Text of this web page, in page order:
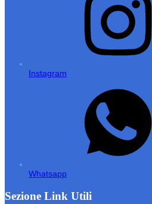
Instagram
Whatsapp
Sezione Link Utili